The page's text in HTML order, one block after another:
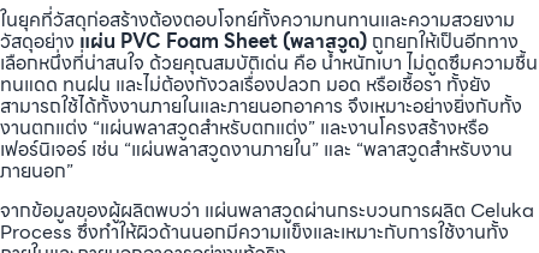
ในยุคที่วัสดุก่อสร้างต้องตอบโจทย์ทั้งความทนทานและความสวยงาม
วัสดุอย่าง แผ่น PVC Foam Sheet (พลาสวูด) ถูกยกให้เป็นอีกทาง
เลือกหนึ่งที่น่าสนใจ ด้วยคุณสมบัติเด่น คือ น้ำหนักเบา ไม่ดูดซึมความชื้น
ทนแดด ทนฝน และไม่ต้องกังวลเรื่องปลวก มอด หรือเชื้อรา ทั้งยัง
สามารถใช้ได้ทั้งงานภายในและภายนอกอาคาร จึงเหมาะอย่างยิ่งกับทั้ง
งานตกแต่ง “แผ่นพลาสวูดสำหรับตกแต่ง” และงานโครงสร้างหรือ
เฟอร์นิเจอร์ เช่น “แผ่นพลาสวูดงานภายใน” และ “พลาสวูดสำหรับงาน
ภายนอก”
จากข้อมูลของผู้ผลิตพบว่า แผ่นพลาสวูดผ่านกระบวนการผลิต Celuka
Process ซึ่งทำให้ผิวด้านนอกมีความแข็งและเหมาะกับการใช้งานทั้ง